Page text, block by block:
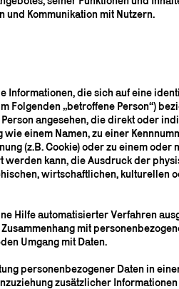
und Kommunikation mit Nutzern.
Informationen, die sich auf eine
Folgenden „betroffene Person“)
angesehen, die direkt oder
einem Namen, zu einer
(z.B. Cookie) oder zu einem oder
kann, die Ausdruck der
wirtschaftlichen, kulturellen
Hilfe automatisierter Verfahren
mit
Umgang mit Daten.
personenbezogener Daten in
zusätzlicher